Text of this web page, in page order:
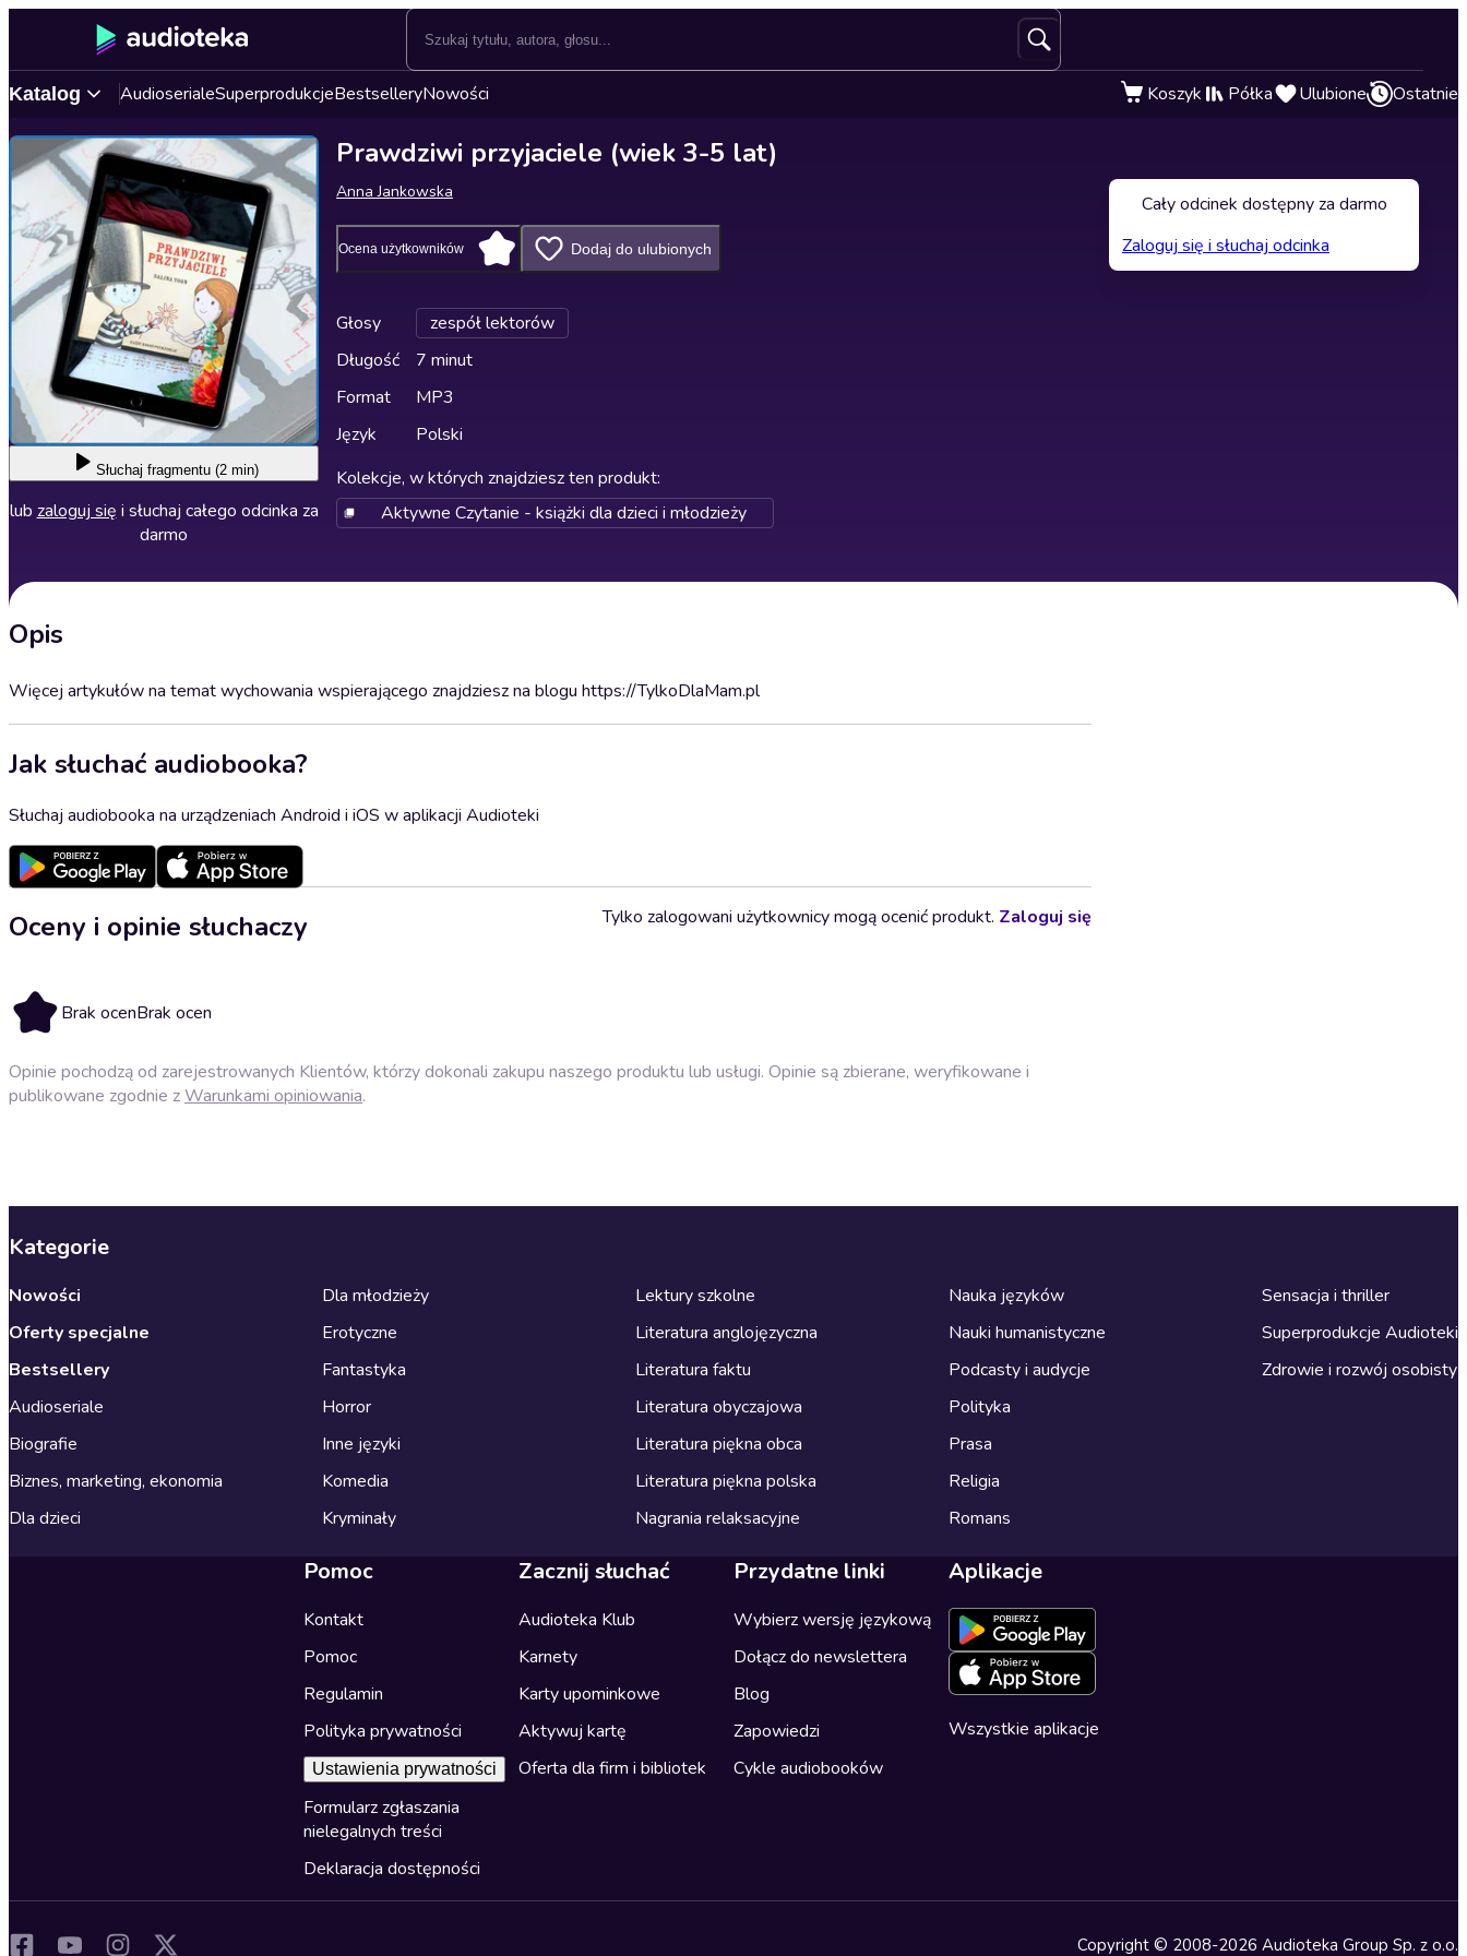
Katalog AudioserialeSuperprodukcjeBestselleryNowości Koszyk Półka Ulubione Ostatnie
Słuchaj fragmentu (2 min)
lub zaloguj się i słuchaj całego odcinka za
darmo
Prawdziwi przyjaciele (wiek 3-5 lat)
Anna Jankowska
Ocena użytkowników Dodaj do ulubionych
Głosy
zespół lektorów
Długość
7 minut
Format
MP3
Język
Polski
Kolekcje, w których znajdziesz ten produkt:
Aktywne Czytanie - książki dla dzieci i młodzieży
Opis
Więcej artykułów na temat wychowania wspierającego znajdziesz na blogu https://TylkoDlaMam.pl
Jak słuchać audiobooka?
Słuchaj audiobooka na urządzeniach Android i iOS w aplikacji Audioteki
Oceny i opinie słuchaczy
Brak ocenBrak ocen
Tylko zalogowani użytkownicy mogą ocenić produkt. Zaloguj się
Opinie pochodzą od zarejestrowanych Klientów, którzy dokonali zakupu naszego produktu lub usługi. Opinie są zbierane, weryfikowane i
publikowane zgodnie zWarunkami opiniowania.
Cały odcinek dostępny za darmo
Zaloguj się i słuchaj odcinka
Kategorie
Nowości
Oferty specjalne
Bestsellery
Audioseriale
Biografie
Biznes, marketing, ekonomia
Dla dzieci
Dla młodzieży
Erotyczne
Fantastyka
Horror
Inne języki
Komedia
Kryminały
Lektury szkolne
Literatura anglojęzyczna
Literatura faktu
Literatura obyczajowa
Literatura piękna obca
Literatura piękna polska
Nagrania relaksacyjne
Nauka języków
Nauki humanistyczne
Podcasty i audycje
Polityka
Prasa
Religia
Romans
Sensacja i thriller
Superprodukcje Audioteki
Zdrowie i rozwój osobisty
Pomoc
Kontakt
Pomoc
Regulamin
Polityka prywatności
Ustawienia prywatności
Formularz zgłaszania
nielegalnych treści
Deklaracja dostępności
Zacznij słuchać
Audioteka Klub
Karnety
Karty upominkowe
Aktywuj kartę
Oferta dla firm i bibliotek
Przydatne linki
Wybierz wersję językową
Dołącz do newslettera
Blog
Zapowiedzi
Cykle audiobooków
Aplikacje
Wszystkie aplikacje
Copyright © 2008-2026 Audioteka Group Sp. z o.o.